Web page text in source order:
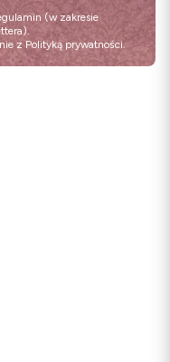
(w zakresie
z Polityką prywatności.